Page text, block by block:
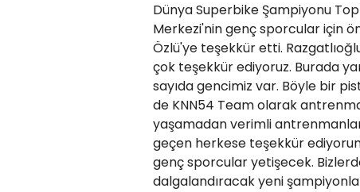
Dünya Superbike Şampiyonu
Merkezi'nin genç sporcular için
Özlü'ye teşekkür etti.
çok teşekkür ediyoruz. Burada
sayıda gencimiz var. Böyle bir
de KNN54 Team olarak
yaşamadan verimli
geçen herkese teşekkür
genç sporcular yetişecek.
dalgalandıracak yeni